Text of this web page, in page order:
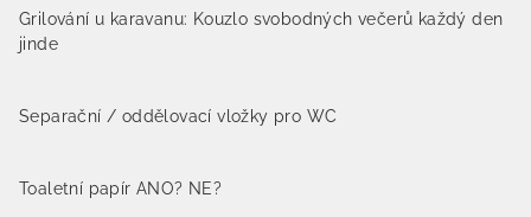
Grilování u karavanu: Kouzlo svobodných večerů každý den
jinde
Separační / oddělovací vložky pro WC
Toaletní papír ANO? NE?